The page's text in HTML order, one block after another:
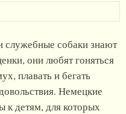
служебные собаки знают
они любят гоняться
плавать и бегать
Немецкие
детям, для которых